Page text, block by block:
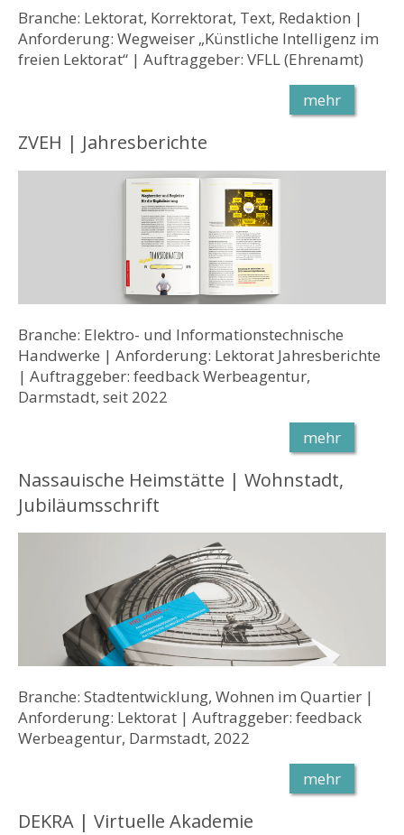
Branche: Lektorat, Korrektorat, Text, Redaktion |
Anforderung: Wegweiser „Künstliche Intelligenz im
freien Lektorat“ | Auftraggeber: VFLL (Ehrenamt)
mehr
ZVEH | Jahresberichte
Branche: Elektro- und Informationstechnische
Handwerke | Anforderung: Lektorat Jahresberichte
| Auftraggeber: feedback Werbeagentur,
Darmstadt, seit 2022
mehr
Nassauische Heimstätte | Wohnstadt,
Jubiläumsschrift
Branche: Stadtentwicklung, Wohnen im Quartier |
Anforderung: Lektorat | Auftraggeber: feedback
Werbeagentur, Darmstadt, 2022
mehr
DEKRA | Virtuelle Akademie